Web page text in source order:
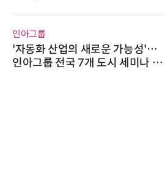
인아그룹
'자동화 산업의 새로운 가능성'…
인아그룹 전국 7개 도시 세미나 페